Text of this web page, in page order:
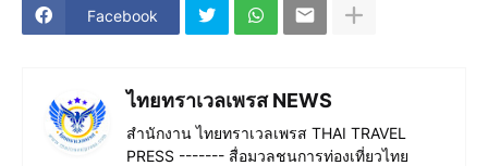
Facebook
ไทยทราเวลเพรส NEWS
สำนักงาน ไทยทราเวลเพรส THAI TRAVEL
PRESS ------- สื่อมวลชนการท่องเที่ยวไทย